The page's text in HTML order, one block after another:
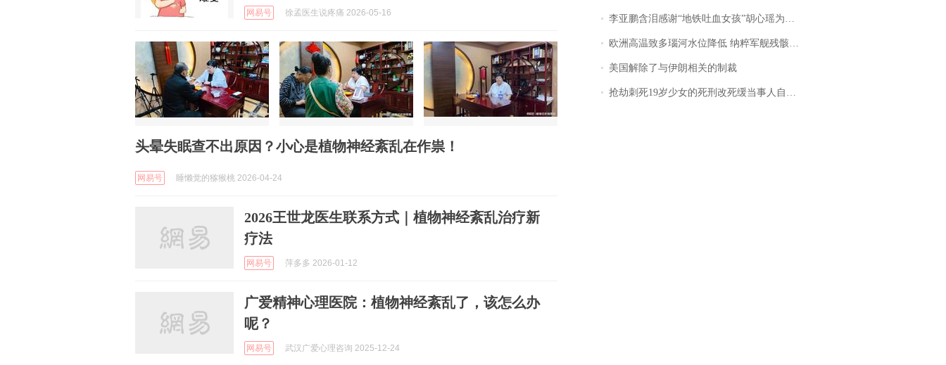
网易号 徐孟医生说疼痛 2026-05-16
头晕失眠查不出原因？小心是植物神经紊乱在作祟！
网易号 睡懒觉的猕猴桃 2026-04-24
2026王世龙医生联系方式｜植物神经紊乱治疗新
疗法
网易号 萍多多 2026-01-12
广爱精神心理医院：植物神经紊乱了，该怎么办
呢？
网易号 武汉广爱心理咨询 2025-12-24
李亚鹏含泪感谢“地铁吐血女孩”胡心瑶为嫣然天使捐99999元：这份捐赠太沉重，尊重其捐赠意愿，个人向胡心瑶和她的病友之家各捐赠99999元
欧洲高温致多瑙河水位降低 纳粹军舰残骸重见天日
美国解除了与伊朗相关的制裁
抢劫刺死19岁少女的死刑改死缓当事人自述：出狱11年间始终刻意躲避被害人家属